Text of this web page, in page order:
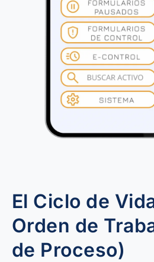
El Ciclo de
Orden de
de Proceso)